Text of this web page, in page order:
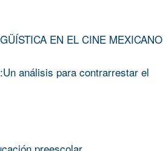
EN EL CINE MEXICANO
análisis para contrarrestar el